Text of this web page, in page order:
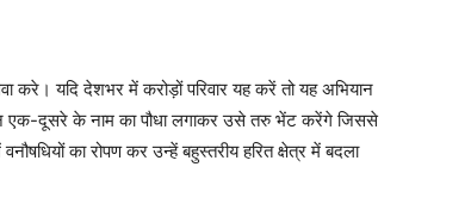
यदि देशभर में करोड़ों परिवार यह करें तो यह अभियान
एक-दूसरे के नाम का पौधा लगाकर उसे तरु भेंट करेंगे जिससे
का रोपण कर उन्हें बहुस्तरीय हरित क्षेत्र में बदला